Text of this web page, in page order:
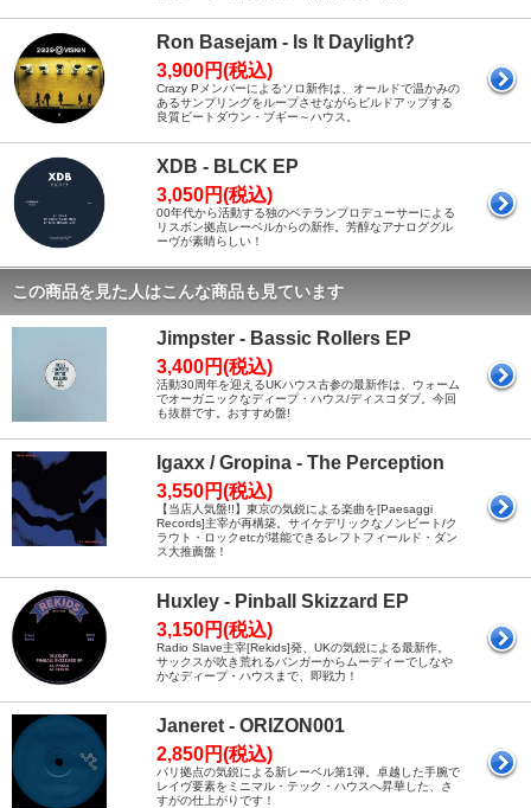
Ron Basejam - Is It Daylight?
3,900円(税込)
Crazy Pメンバーによるソロ新作は、オールドで温かみの
あるサンプリングをループさせながらビルドアップする
良質ビートダウン・ブギー～ハウス。
XDB - BLCK EP
3,050円(税込)
00年代から活動する独のベテランプロデューサーによる
リスボン拠点レーベルからの新作。芳醇なアナロググル
ーヴが素晴らしい！
この商品を見た人はこんな商品も見ています
Jimpster - Bassic Rollers EP
3,400円(税込)
活動30周年を迎えるUKハウス古参の最新作は、ウォーム
でオーガニックなディープ・ハウス/ディスコダブ。今回
も抜群です。おすすめ盤!
Igaxx / Gropina - The Perception
3,550円(税込)
【当店人気盤!!】東京の気鋭による楽曲を[Paesaggi
Records]主宰が再構築。サイケデリックなノンビート/ク
ラウト・ロックetcが堪能できるレフトフィールド・ダン
ス大推薦盤！
Huxley - Pinball Skizzard EP
3,150円(税込)
Radio Slave主宰[Rekids]発、UKの気鋭による最新作。
サックスが吹き荒れるバンガーからムーディーでしなや
かなディープ・ハウスまで、即戦力！
Janeret - ORIZON001
2,850円(税込)
パリ拠点の気鋭による新レーベル第1弾。卓越した手腕で
レイヴ要素をミニマル・テック・ハウスへ昇華した、さ
すがの仕上がりです！